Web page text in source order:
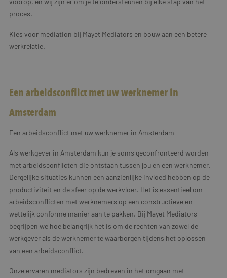
proces.
Kies voor mediation bij Mayet Mediators en bouw aan een betere
werkrelatie.
Een arbeidsconflict met uw werknemer in
Amsterdam
Een arbeidsconflict met uw werknemer in Amsterdam
Als werkgever in Amsterdam kun je soms geconfronteerd worden
met arbeidsconflicten die ontstaan tussen jou en een werknemer.
Dergelijke situaties kunnen een aanzienlijke invloed hebben op de
productiviteit en de sfeer op de werkvloer. Het is essentieel om
arbeidsconflicten met werknemers op een constructieve en
wettelijk conforme manier aan te pakken. Bij Mayet Mediators
begrijpen we hoe belangrijk het is om de rechten van zowel de
werkgever als de werknemer te waarborgen tijdens het oplossen
van een arbeidsconflict.
Onze ervaren mediators zijn bedreven in het omgaan met